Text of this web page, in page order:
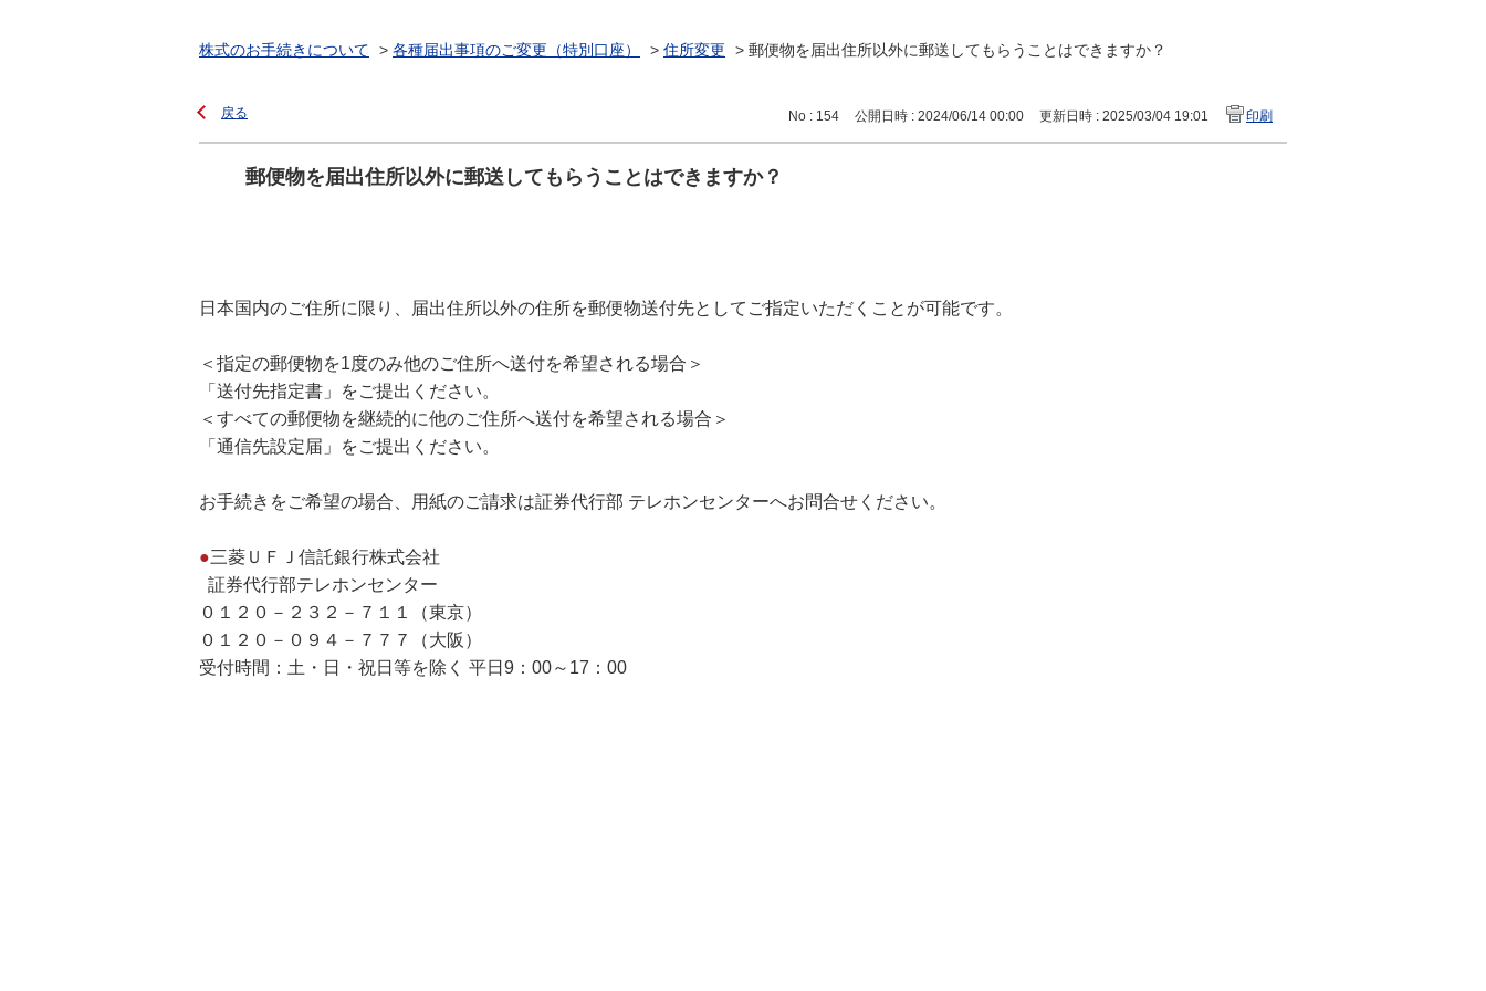
株式のお手続きについて > 各種届出事項のご変更（特別口座） > 住所変更 > 郵便物を届出住所以外に郵送してもらうことはできますか？
戻る No : 154 公開日時 : 2024/06/14 00:00 更新日時 : 2025/03/04 19:01 印刷
郵便物を届出住所以外に郵送してもらうことはできますか？
日本国内のご住所に限り、届出住所以外の住所を郵便物送付先としてご指定いただくことが可能です。
＜指定の郵便物を1度のみ他のご住所へ送付を希望される場合＞
「送付先指定書」をご提出ください。
＜すべての郵便物を継続的に他のご住所へ送付を希望される場合＞
「通信先設定届」をご提出ください。
お手続きをご希望の場合、用紙のご請求は証券代行部 テレホンセンターへお問合せください。
●三菱ＵＦＪ信託銀行株式会社
証券代行部テレホンセンター
０１２０－２３２－７１１（東京）
０１２０－０９４－７７７（大阪）
受付時間：土・日・祝日等を除く 平日9：00～17：00